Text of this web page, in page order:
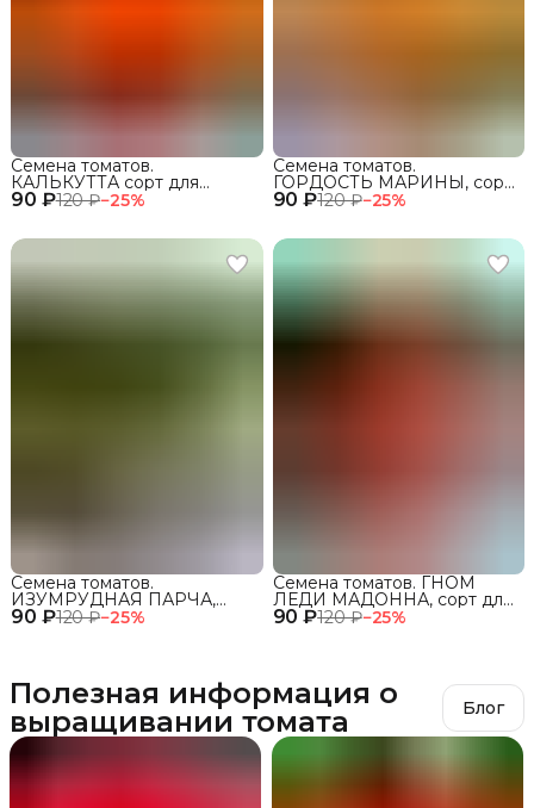
90 ₽120 ₽−25%
Семена томатов.
КАЛЬКУТТА сорт для
открытого грунта и теплиц 90 ₽120 ₽−25%
Семена томатов.
ГОРДОСТЬ МАРИНЫ, сорт
для открытого грунта и
90 ₽120 ₽−25%
Семена томатов.
ИЗУМРУДНАЯ ПАРЧА,
сорт для открытого грунта 90 ₽120 ₽−25%
Семена томатов. ГНОМ
ЛЕДИ МАДОННА, сорт для
открытого грунта и теплиц
Полезная информация о
выращивании томата
Блог